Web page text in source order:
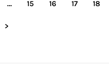
… 15 16 17 18
>